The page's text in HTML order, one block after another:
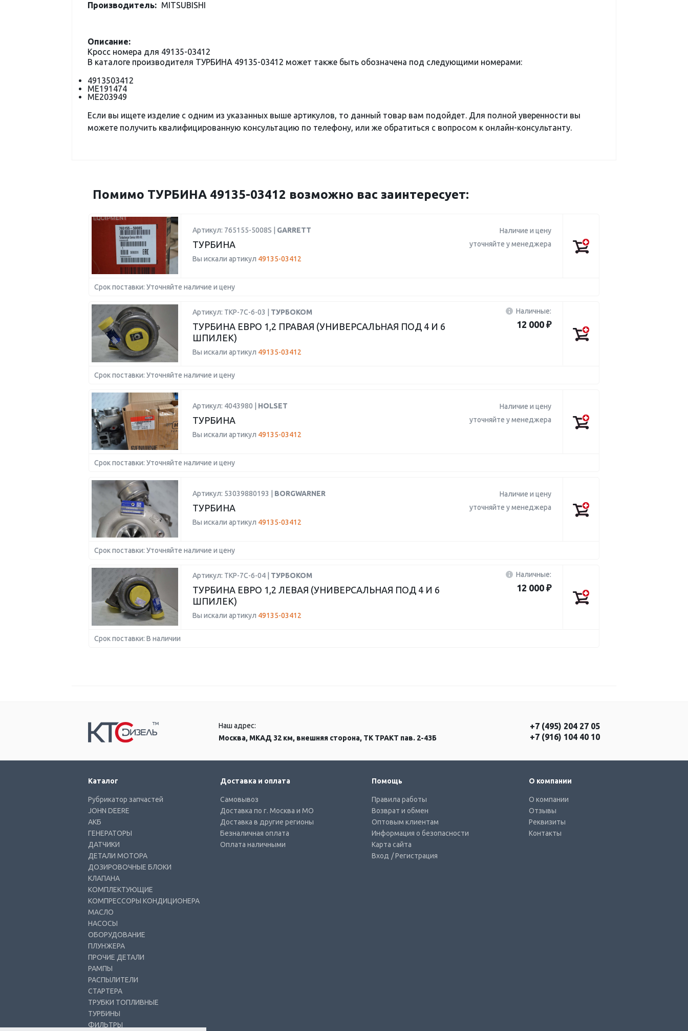
Производитель: MITSUBISHI
Описание:
Кросс номера для 49135-03412
В каталоге производителя ТУРБИНА 49135-03412 может также быть обозначена под следующими номерами:
4913503412
ME191474
ME203949
Если вы ищете изделие с одним из указанных выше артикулов, то данный товар вам подойдет. Для полной уверенности вы
можете получить квалифицированную консультацию по телефону, или же обратиться с вопросом к онлайн-консультанту.
Помимо ТУРБИНА 49135-03412 возможно вас заинтересует:
Артикул: 765155-5008S | GARRETT
ТУРБИНА
Вы искали артикул 49135-03412
Наличие и цену
уточняйте у менеджера
Срок поставки: Уточняйте наличие и цену
Артикул: ТКР-7С-6-03 | ТУРБОКОМ
ТУРБИНА ЕВРО 1,2 ПРАВАЯ (УНИВЕРСАЛЬНАЯ ПОД 4 И 6
ШПИЛЕК)
Вы искали артикул 49135-03412
Наличные:
12 000 ₽
Срок поставки: Уточняйте наличие и цену
Артикул: 4043980 | HOLSET
ТУРБИНА
Вы искали артикул 49135-03412
Наличие и цену
уточняйте у менеджера
Срок поставки: Уточняйте наличие и цену
Артикул: 53039880193 | BORGWARNER
ТУРБИНА
Вы искали артикул 49135-03412
Наличие и цену
уточняйте у менеджера
Срок поставки: Уточняйте наличие и цену
Артикул: ТКР-7С-6-04 | ТУРБОКОМ
ТУРБИНА ЕВРО 1,2 ЛЕВАЯ (УНИВЕРСАЛЬНАЯ ПОД 4 И 6
ШПИЛЕК)
Вы искали артикул 49135-03412
Наличные:
12 000 ₽
Срок поставки: В наличии
Наш адрес:
Москва, МКАД 32 км, внешняя сторона, ТК ТРАКТ пав. 2-43Б
+7 (495) 204 27 05
+7 (916) 104 40 10
Каталог
Рубрикатор запчастей
JOHN DEERE
АКБ
ГЕНЕРАТОРЫ
ДАТЧИКИ
ДЕТАЛИ МОТОРА
ДОЗИРОВОЧНЫЕ БЛОКИ
КЛАПАНА
КОМПЛЕКТУЮЩИЕ
КОМПРЕССОРЫ КОНДИЦИОНЕРА
МАСЛО
НАСОСЫ
ОБОРУДОВАНИЕ
ПЛУНЖЕРА
ПРОЧИЕ ДЕТАЛИ
РАМПЫ
РАСПЫЛИТЕЛИ
СТАРТЕРА
ТРУБКИ ТОПЛИВНЫЕ
ТУРБИНЫ
ФИЛЬТРЫ
Доставка и оплата
Самовывоз
Доставка по г. Москва и МО
Доставка в другие регионы
Безналичная оплата
Оплата наличными
Помощь
Правила работы
Возврат и обмен
Оптовым клиентам
Информация о безопасности
Карта сайта
Вход / Регистрация
О компании
О компании
Отзывы
Реквизиты
Контакты